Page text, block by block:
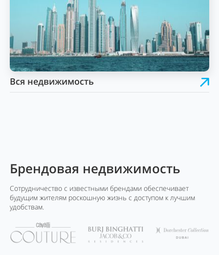
Вся недвижимость
Брендовая недвижимость
Сотрудничество с известными брендами обеспечивает
будущим жителям роскошную жизнь с доступом к лучшим
удобствам.